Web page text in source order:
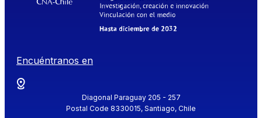
Encuéntranos en
Diagonal Paraguay 205 - 257
Postal Code 8330015, Santiago, Chile